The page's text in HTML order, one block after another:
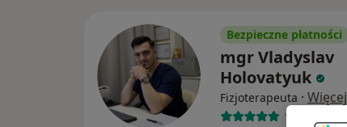
Bezpieczne płatności
mgr Vladyslav
Holovatyuk
Fizjoterapeuta · Więcej
195 opinii